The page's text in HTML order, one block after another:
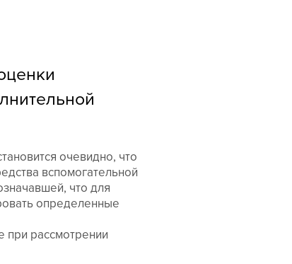
очевидно, что
вспомогательной
что для
определенные
при рассмотрении